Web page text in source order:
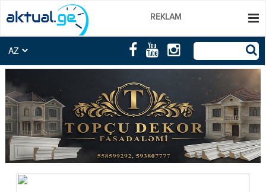
REKLAM